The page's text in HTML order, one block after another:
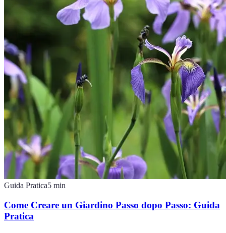
Guida Pratica5 min
Come Creare un Giardino Passo dopo Passo: Guida
Pratica